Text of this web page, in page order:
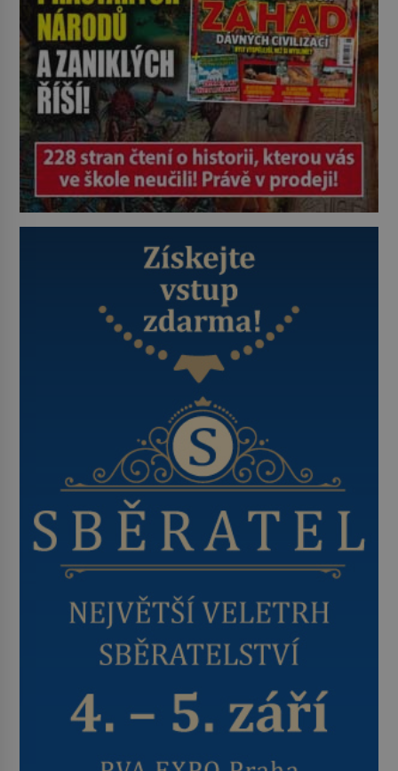
Je 27. května 1991. […]